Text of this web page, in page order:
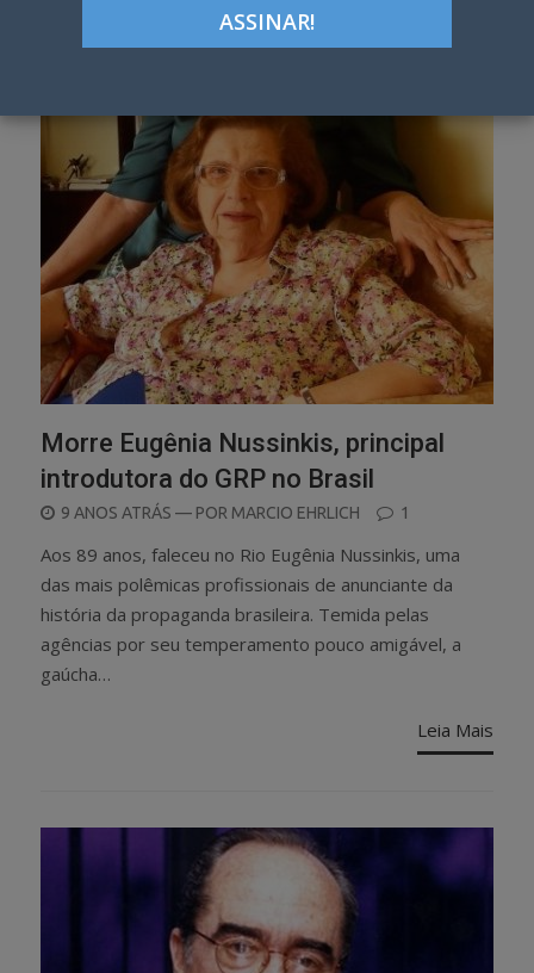
Saudades
Morre Eugênia Nussinkis, principal
introdutora do GRP no Brasil
POSTED
9 ANOS ATRÁS — POR MARCIO EHRLICH 1
Aos 89 anos, faleceu no Rio Eugênia Nussinkis, uma
das mais polêmicas profissionais de anunciante da
história da propaganda brasileira. Temida pelas
agências por seu temperamento pouco amigável, a
gaúcha…
Leia Mais